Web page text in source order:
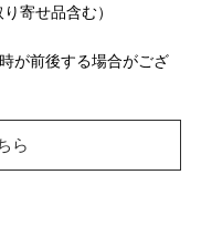
寄せ品含む）
が前後する場合がござ
ら